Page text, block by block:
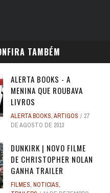
TAMBÉM
ALERTA BOOKS - A
MENINA QUE ROUBAVA
LIVROS
ALERTA BOOKS,ARTIGOS
27
DE AGOSTO DE 2013
DUNKIRK | NOVO FILME
DE CHRISTOPHER NOLAN
GANHA TRAILER
FILMES, NOTICIAS,